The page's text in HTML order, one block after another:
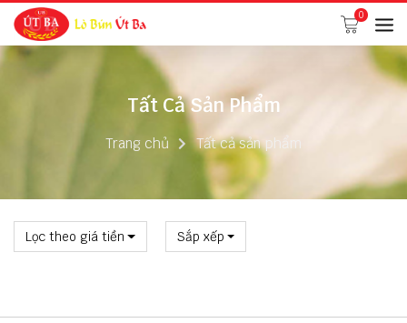
0
Tất Cả Sản Phẩm
Trang chủ Tất cả sản phẩm
Lọc theo giá tiền Sắp xếp